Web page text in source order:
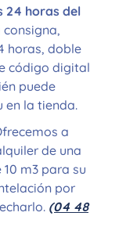
24 horas del
horas, doble
código digital
puede
en la tienda.
a
de una
m3 para su
por
(04 48